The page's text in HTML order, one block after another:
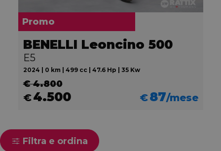
Promo
BENELLI Leoncino 500
E5
2024 | 0 km | 499 cc | 47.6 Hp | 35 Kw
€ 4.800
€4.500 €87/mese
Filtra e ordina